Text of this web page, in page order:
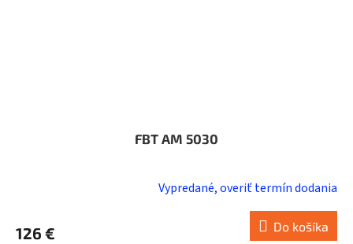
FBT AM 5030
Vypredané, overiť termín dodania
126 € Do košíka